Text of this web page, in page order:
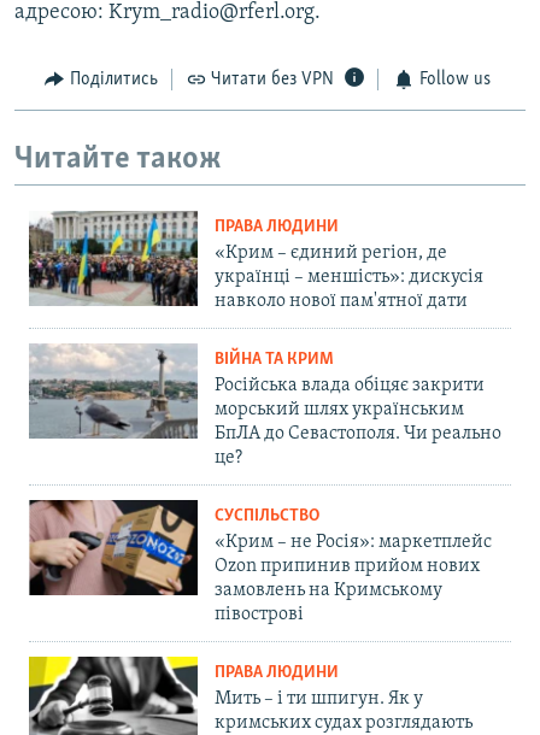
адресою: Krym_radio@rferl.org.
Поділитись Читати без VPN Follow us
Читайте також
ПРАВА ЛЮДИНИ
«Крим – єдиний регіон, де
українці – меншість»: дискусія
навколо нової пам'ятної дати
ВІЙНА ТА КРИМ
Російська влада обіцяє закрити
морський шлях українським
БпЛА до Севастополя. Чи реально
це?
СУСПІЛЬСТВО
«Крим – не Росія»: маркетплейс
Ozon припинив прийом нових
замовлень на Кримському
півострові
ПРАВА ЛЮДИНИ
Мить – і ти шпигун. Як у
кримських судах розглядають